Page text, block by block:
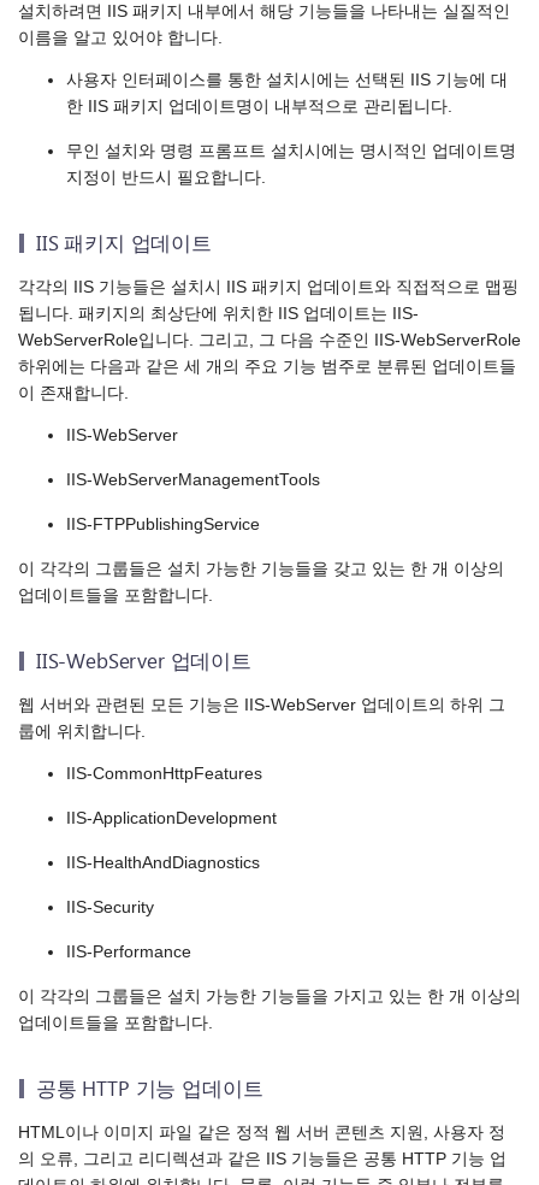
설치하려면 IIS 패키지 내부에서 해당 기능들을 나타내는 실질적인
이름을 알고 있어야 합니다.
사용자 인터페이스를 통한 설치시에는 선택된 IIS 기능에 대
한 IIS 패키지 업데이트명이 내부적으로 관리됩니다.
무인 설치와 명령 프롬프트 설치시에는 명시적인 업데이트명
지정이 반드시 필요합니다.
IIS 패키지 업데이트
각각의 IIS 기능들은 설치시 IIS 패키지 업데이트와 직접적으로 맵핑
됩니다. 패키지의 최상단에 위치한 IIS 업데이트는 IIS-
WebServerRole입니다. 그리고, 그 다음 수준인 IIS-WebServerRole
하위에는 다음과 같은 세 개의 주요 기능 범주로 분류된 업데이트들
이 존재합니다.
IIS-WebServer
IIS-WebServerManagementTools
IIS-FTPPublishingService
이 각각의 그룹들은 설치 가능한 기능들을 갖고 있는 한 개 이상의
업데이트들을 포함합니다.
IIS-WebServer 업데이트
웹 서버와 관련된 모든 기능은 IIS-WebServer 업데이트의 하위 그
룹에 위치합니다.
IIS-CommonHttpFeatures
IIS-ApplicationDevelopment
IIS-HealthAndDiagnostics
IIS-Security
IIS-Performance
이 각각의 그룹들은 설치 가능한 기능들을 가지고 있는 한 개 이상의
업데이트들을 포함합니다.
공통 HTTP 기능 업데이트
HTML이나 이미지 파일 같은 정적 웹 서버 콘텐츠 지원, 사용자 정
의 오류, 그리고 리디렉션과 같은 IIS 기능들은 공통 HTTP 기능 업